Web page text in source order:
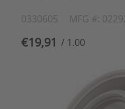
0330605 MFG #:
€19,91 / 1.00